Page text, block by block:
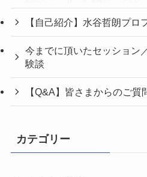
【自己紹介】水谷哲朗プロ
今までに頂いたセッション
験談
【Q&A】皆さまからのご質
カテゴリー